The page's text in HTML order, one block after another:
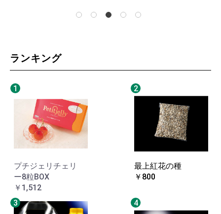
ランキング
1
プチジェリチェリ
ー8粒BOX
￥1,512
2
最上紅花の種
￥800
3 4